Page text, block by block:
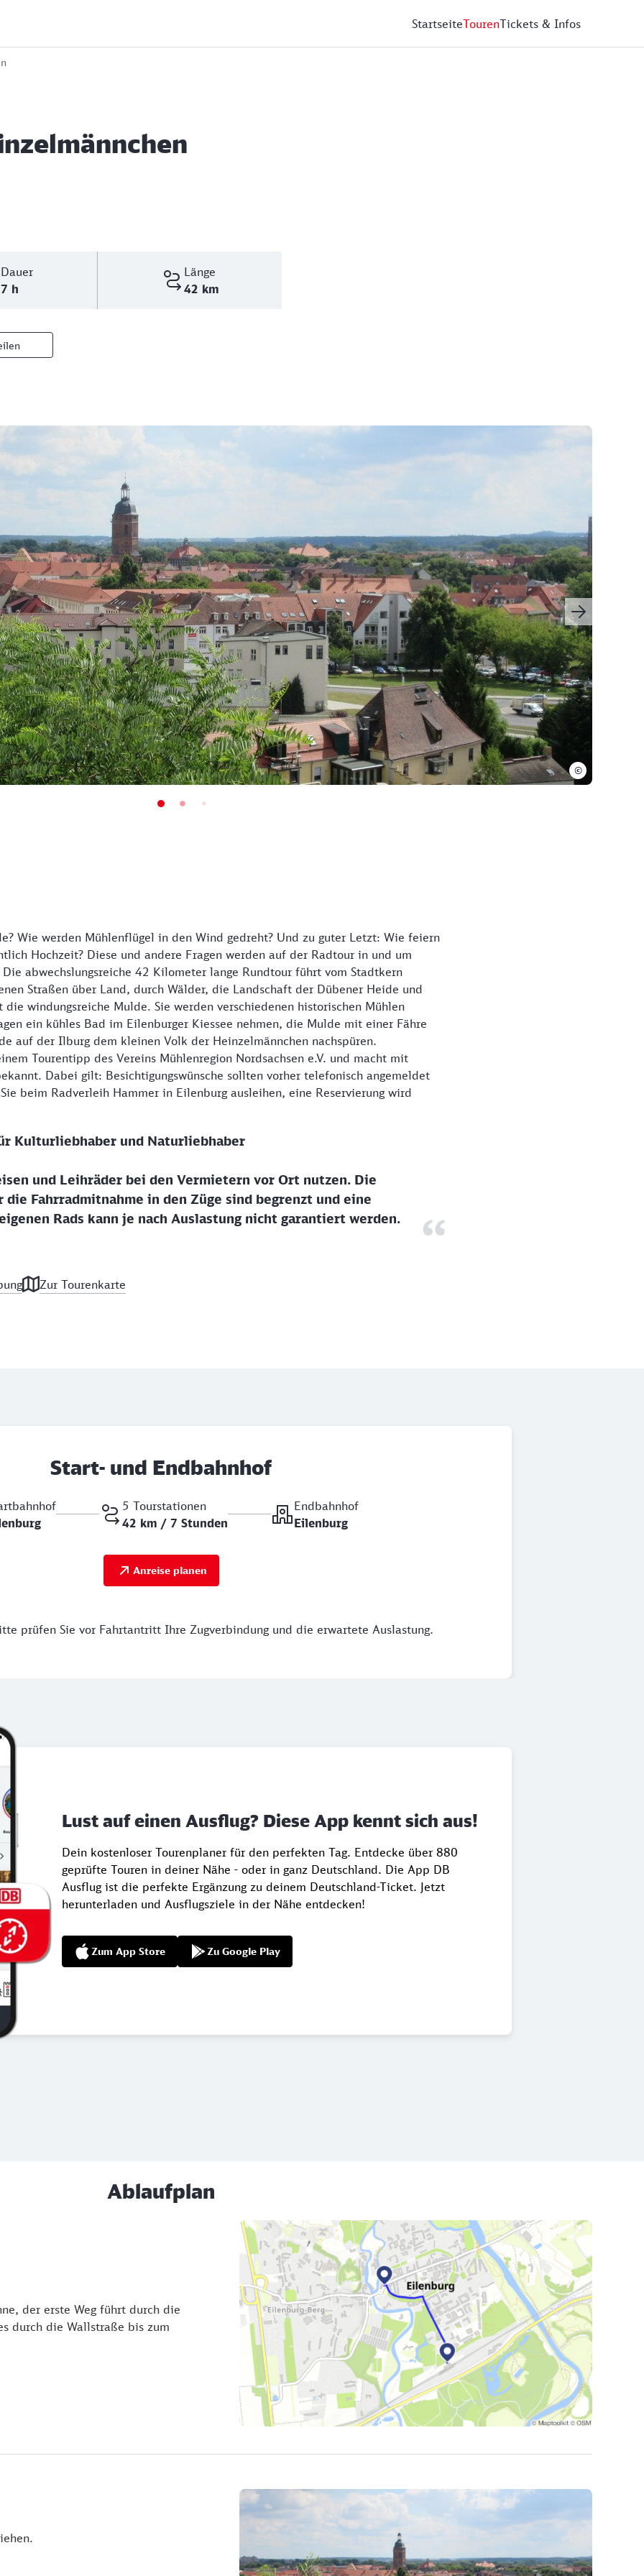
StartseiteTourenTickets & Infos
Dauer
7 h
Länge
42 km
©
Wie werden Mühlenflügel in den Wind gedreht? Und zu guter Letzt: Wie feiern
Hochzeit? Diese und andere Fragen werden auf der Radtour in und um
abwechslungsreiche 42 Kilometer lange Rundtour führt vom Stadtkern
Straßen über Land, durch Wälder, die Landschaft der Dübener Heide und
windungsreiche Mulde. Sie werden verschiedenen historischen Mühlen
ein kühles Bad im Eilenburger Kiessee nehmen, die Mulde mit einer Fähre
auf der Ilburg dem kleinen Volk der Heinzelmännchen nachspüren.
Tourentipp des Vereins Mühlenregion Nordsachsen e.V. und macht mit
Dabei gilt: Besichtigungswünsche sollten vorher telefonisch angemeldet
beim Radverleih Hammer in Eilenburg ausleihen, eine Reservierung wird
Kulturliebhaber und Naturliebhaber
und Leihräder bei den Vermietern vor Ort nutzen. Die
die Fahrradmitnahme in den Züge sind begrenzt und eine
Rads kann je nach Auslastung nicht garantiert werden.
Zur Tourenkarte
Start- und Endbahnhof
5 Tourstationen
42 km / 7 Stunden
Endbahnhof
Eilenburg
Anreise planen
prüfen Sie vor Fahrtantritt Ihre Zugverbindung und die erwartete Auslastung.
Lust auf einen Ausflug? Diese App kennt sich aus!
Dein kostenloser Tourenplaner für den perfekten Tag. Entdecke über 880
geprüfte Touren in deiner Nähe - oder in ganz Deutschland. Die App DB
Ausflug ist die perfekte Ergänzung zu deinem Deutschland-Ticket. Jetzt
herunterladen und Ausflugsziele in der Nähe entdecken!
Zum App Store Zu Google Play
Ablaufplan
der erste Weg führt durch die
durch die Wallstraße bis zum